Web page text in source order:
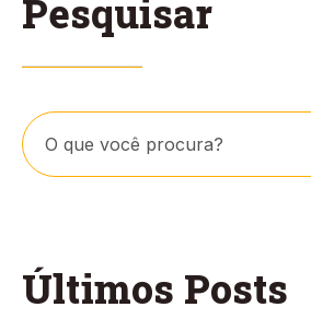
Pesquisar
Últimos Posts